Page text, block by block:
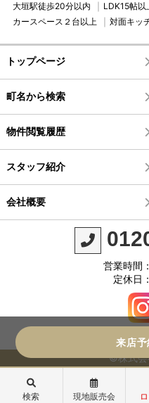
大垣駅徒歩20分以内 LDK15帖以
カースペース２台以上
対面キッ
トップページ
町名から検索
物件閲覧履歴
スタッフ紹介
会社概要
営業時間
定休日
©株式会
来店
検索 現地販売会